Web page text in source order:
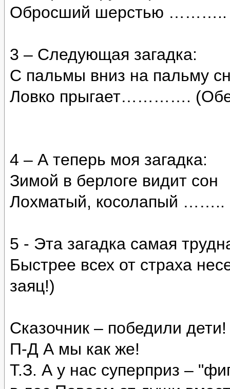
Обросший шерстью ………..
3 – Следующая загадка:
С пальмы вниз на пальму
Ловко прыгает………….
4 – А теперь моя загадка:
Зимой в берлоге видит сон
Лохматый, косолапый ……..
5 - Эта загадка самая
Быстрее всех от страха
заяц!)
Сказочник – победили
П-Д А мы как же!
Т.З. А у нас суперприз –